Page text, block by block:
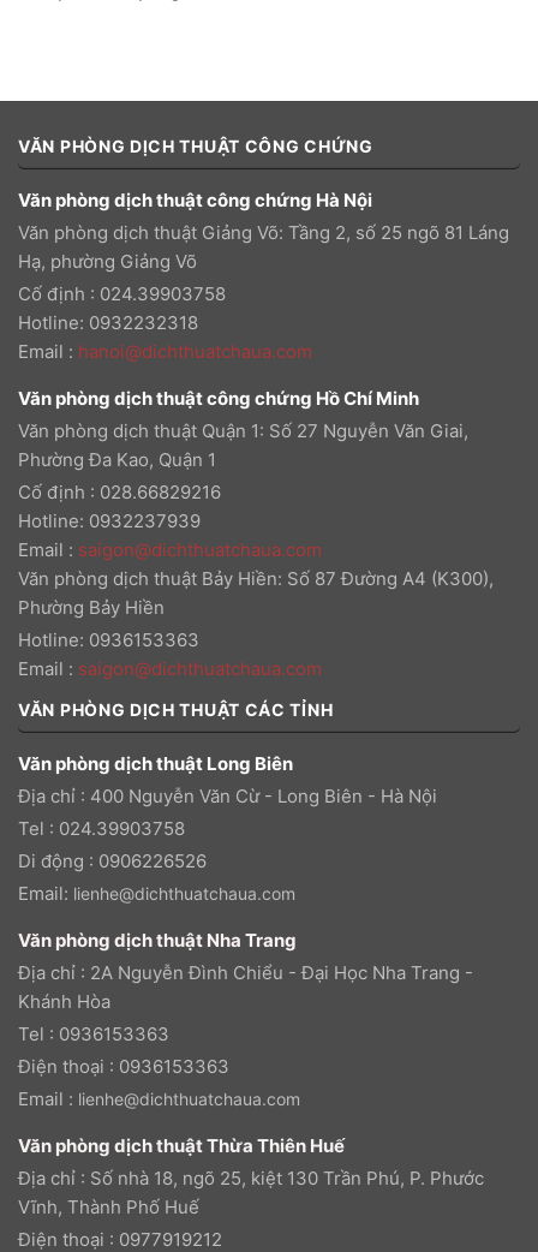
VĂN PHÒNG DỊCH THUẬT CÔNG CHỨNG
Văn phòng dịch thuật công chứng Hà Nội
Văn phòng dịch thuật Giảng Võ: Tầng 2, số 25 ngõ 81 Láng
Hạ, phường Giảng Võ
Cố định : 024.39903758
Hotline: 0932232318
Email : hanoi@dichthuatchaua.com
Văn phòng dịch thuật công chứng Hồ Chí Minh
Văn phòng dịch thuật Quận 1: Số 27 Nguyễn Văn Giai,
Phường Đa Kao, Quận 1
Cố định : 028.66829216
Hotline: 0932237939
Email : saigon@dichthuatchaua.com
Văn phòng dịch thuật Bảy Hiền: Số 87 Đường A4 (K300),
Phường Bảy Hiền
Hotline: 0936153363
Email : saigon@dichthuatchaua.com
VĂN PHÒNG DỊCH THUẬT CÁC TỈNH
Văn phòng dịch thuật Long Biên
Địa chỉ : 400 Nguyễn Văn Cừ - Long Biên - Hà Nội
Tel : 024.39903758
Di động : 0906226526
Email: lienhe@dichthuatchaua.com
Văn phòng dịch thuật Nha Trang
Địa chỉ : 2A Nguyễn Đình Chiểu - Đại Học Nha Trang -
Khánh Hòa
Tel : 0936153363
Điện thoại : 0936153363
Email : lienhe@dichthuatchaua.com
Văn phòng dịch thuật Thừa Thiên Huế
Địa chỉ : Số nhà 18, ngõ 25, kiệt 130 Trần Phú, P. Phước
Vĩnh, Thành Phố Huế
Điện thoại : 0977919212